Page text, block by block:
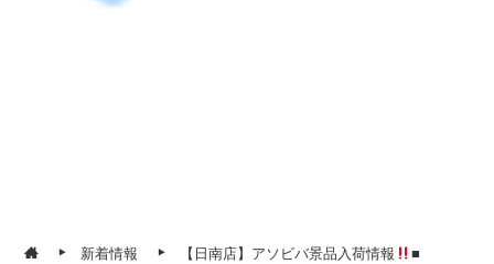
新着情報 【日南店】アソビバ景品入荷情報 ■